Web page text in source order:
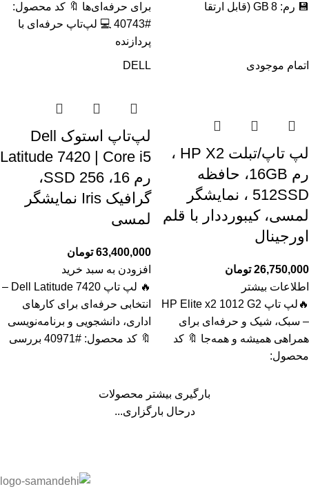
💾 رم: 8 GB (قابل ارتقا
برای حرفه‌ای‌ها 🔖 کد محصول:
#40743 💻 لپ‌تاپ حرفه‌ای با
پردازنده
اتمام موجودی
لپ تاپ/تبلت HP X2 ،
رم 16GB، حافظه
512SSD ، نمایشگر
لمسی، کیبورددار با قلم
اورجینال
26,750,000 تومان
اطلاعات بیشتر
🔥لپ تاپ HP Elite x2 1012 G2
– سبک، شیک و حرفه‌ای برای
همراهی همیشه و همه‌جا 🔖 کد
محصول:
DELL
لپ‌تاپ استوک Dell
Latitude 7420 | Core i5
رم 16، SSD 256،
گرافیک Iris نمایشگر
لمسی
63,400,000 تومان
افزودن به سبد خرید
🔥 لپ تاپ Dell Latitude 7420 –
انتخابی حرفه‌ای برای کارهای
اداری، دانشجویی و برنامه‌نویسی
🔖 کد محصول: #40971 بررسی
بارگیری بیشتر محصولات
درحال بارگزاری...